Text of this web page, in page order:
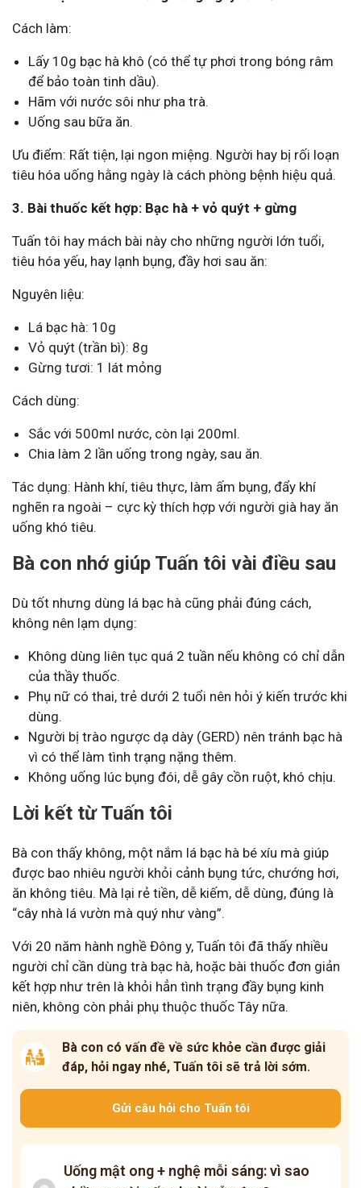
Cách làm:
Lấy 10g bạc hà khô (có thể tự phơi trong bóng râm
để bảo toàn tinh dầu).
Hãm với nước sôi như pha trà.
Uống sau bữa ăn.
Ưu điểm: Rất tiện, lại ngon miệng. Người hay bị rối loạn
tiêu hóa uống hằng ngày là cách phòng bệnh hiệu quả.
3. Bài thuốc kết hợp: Bạc hà + vỏ quýt + gừng
Tuấn tôi hay mách bài này cho những người lớn tuổi,
tiêu hóa yếu, hay lạnh bụng, đầy hơi sau ăn:
Nguyên liệu:
Lá bạc hà: 10g
Vỏ quýt (trần bì): 8g
Gừng tươi: 1 lát mỏng
Cách dùng:
Sắc với 500ml nước, còn lại 200ml.
Chia làm 2 lần uống trong ngày, sau ăn.
Tác dụng: Hành khí, tiêu thực, làm ấm bụng, đẩy khí
nghẽn ra ngoài – cực kỳ thích hợp với người già hay ăn
uống khó tiêu.
Bà con nhớ giúp Tuấn tôi vài điều sau
Dù tốt nhưng dùng lá bạc hà cũng phải đúng cách,
không nên lạm dụng:
Không dùng liên tục quá 2 tuần nếu không có chỉ dẫn
của thầy thuốc.
Phụ nữ có thai, trẻ dưới 2 tuổi nên hỏi ý kiến trước khi
dùng.
Người bị trào ngược dạ dày (GERD) nên tránh bạc hà
vì có thể làm tình trạng nặng thêm.
Không uống lúc bụng đói, dễ gây cồn ruột, khó chịu.
Lời kết từ Tuấn tôi
Bà con thấy không, một nắm lá bạc hà bé xíu mà giúp
được bao nhiêu người khỏi cảnh bụng tức, chướng hơi,
ăn không tiêu. Mà lại rẻ tiền, dễ kiếm, dễ dùng, đúng là
“cây nhà lá vườn mà quý như vàng”.
Với 20 năm hành nghề Đông y, Tuấn tôi đã thấy nhiều
người chỉ cần dùng trà bạc hà, hoặc bài thuốc đơn giản
kết hợp như trên là khỏi hẳn tình trạng đầy bụng kinh
niên, không còn phải phụ thuộc thuốc Tây nữa.
Bà con có vấn đề về sức khỏe cần được giải
đáp, hỏi ngay nhé, Tuấn tôi sẽ trả lời sớm.
Gửi câu hỏi cho Tuấn tôi
Uống mật ong + nghệ mỗi sáng: vì sao